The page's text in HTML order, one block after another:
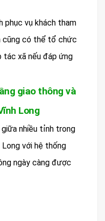
phục vụ khách tham
cũng có thể tổ chức
tác xã nếu đáp ứng
giao thông và
Long
nhiều tỉnh trong
với hệ thống
ngày càng được